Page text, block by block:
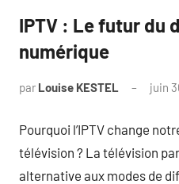
IPTV : Le futur du
numérique
par Louise KESTEL juin
Pourquoi l’IPTV change
télévision ? La télévision
alternative aux modes de